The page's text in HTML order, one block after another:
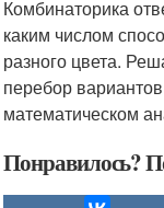
Комбинаторика
каким числом
разного цвета.
перебор
математическом
Понравилось?